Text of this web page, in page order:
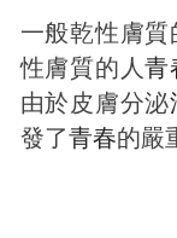
一般乾性膚質
性膚質的人青
由於皮膚分泌
發了青春的嚴